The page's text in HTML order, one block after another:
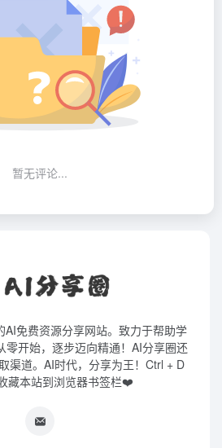
暂无评论...
AI免费资源分享网站。致力于帮助学
零开始，逐步迈向精通！AI分享圈还
渠道。AI时代，分享为王！Ctrl + D
藏本站到浏览器书签栏❤️